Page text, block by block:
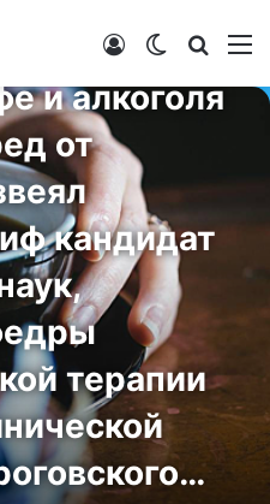
Switch skin
Войти
и алкоголя
от
кандидат
терапии